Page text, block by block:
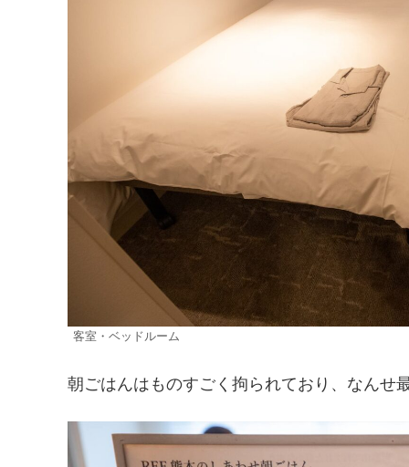
客室・ベッドルーム
朝ごはんはものすごく拘られており、なんせ